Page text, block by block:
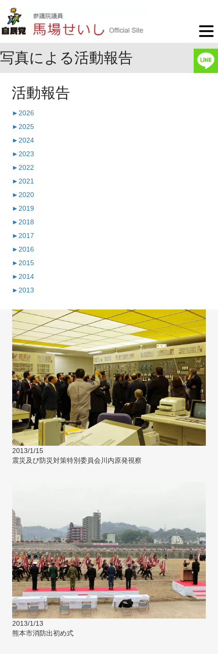
写真による活動報告
活動報告
► 2026
► 2025
► 2024
► 2023
► 2022
► 2021
► 2020
► 2019
► 2018
► 2017
► 2016
► 2015
► 2014
► 2013
2013/1/15
震災及び防災対策特別委員会川内原発視察
2013/1/13
熊本市消防出初め式